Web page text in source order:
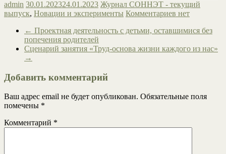
admin 30.01.202324.01.2023 Журнал СОННЭТ - текущий
выпуск, Новации и эксперименты Комментариев нет
← Проектная деятельность с детьми, оставшимися без
попечения родителей
Сценарий занятия «Труд-основа жизни каждого из нас»
→
Добавить комментарий
Ваш адрес email не будет опубликован. Обязательные поля
помечены *
Комментарий *